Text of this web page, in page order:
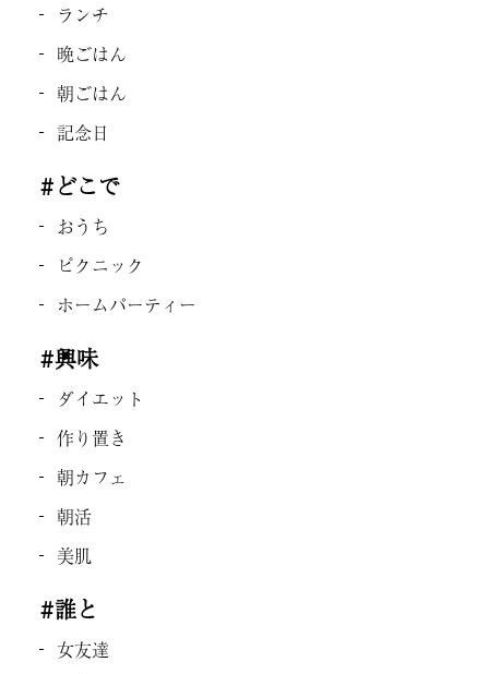
ランチ
晩ごはん
朝ごはん
記念日
#どこで
おうち
ピクニック
ホームパーティー
#興味
ダイエット
作り置き
朝カフェ
朝活
美肌
#誰と
女友達